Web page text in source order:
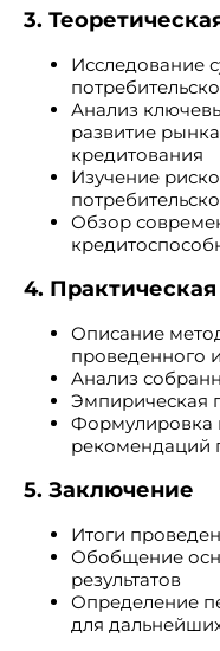
3.
Исследование
Анализ
развитие
кредитования
Изучение
Обзор
4. Практическая
Описание
проведенного
Анализ
Эмпирическая
Формулировка
рекомендаций
5. Заключение
Итоги
Обобщение
результатов
Определение
для